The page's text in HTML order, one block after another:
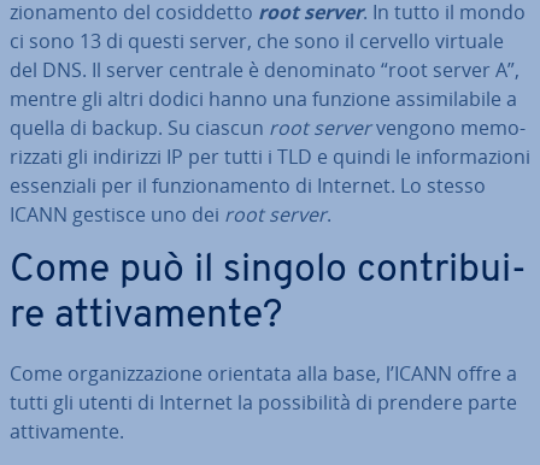
zio­na­men­to del co­sid­det­to root server. In tutto il mondo
ci sono 13 di questi server, che sono il cervello virtuale
del DNS. Il server centrale è de­no­mi­na­to “root server A”,
mentre gli altri dodici hanno una funzione as­si­mi­la­bi­le a
quella di backup. Su ciascun root servervengono me­mo­
riz­za­ti gli indirizzi IP per tutti i TLD e quindi le in­for­ma­zio­ni
es­sen­zia­li per il fun­zio­na­men­to di Internet. Lo stesso
ICANN gestisce uno dei root server.
Come può il singolo con­tri­bui­
re at­ti­va­men­te?
Come or­ga­niz­za­zio­ne orientata alla base, l’ICANN offre a
tutti gli utenti di Internet la pos­si­bi­li­tà di prendere parte
at­ti­va­men­te.